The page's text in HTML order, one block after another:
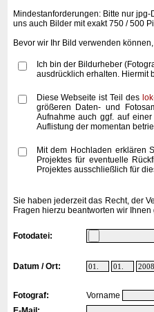
Mindestanforderungen: Bitte nur
uns auch Bilder mit exakt 750 / 500
Bevor wir Ihr Bild verwenden
Ich bin der Bildurheber
ausdrücklich erhalten. Hiermit
Diese Webseite ist Teil des
größeren Daten- und
Aufnahme auch ggf. auf
Auflistung der momentan
Mit dem Hochladen erklären
Projektes für eventuelle
Projektes ausschließlich für
Sie haben jederzeit das Recht, der
Fragen hierzu beantworten wir Ihnen
Fotodatei:
Datum / Ort:
Fotograf: Vorname